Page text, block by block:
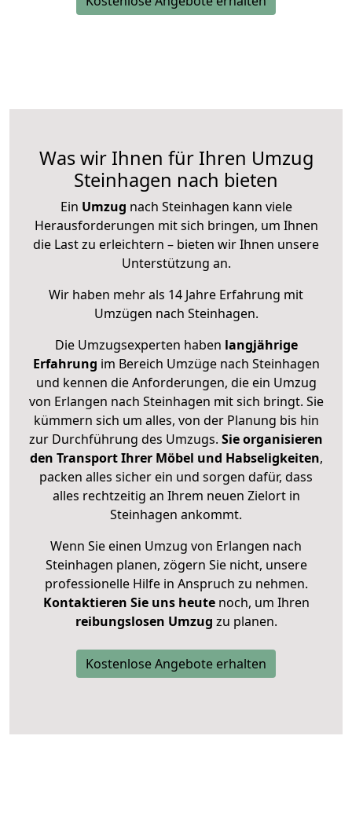
Was wir Ihnen für Ihren Umzug
Steinhagen nach bieten
Ein Umzug nach Steinhagen kann viele
Herausforderungen mit sich bringen, um Ihnen
die Last zu erleichtern – bieten wir Ihnen unsere
Unterstützung an.
Wir haben mehr als 14 Jahre Erfahrung mit
Umzügen nach Steinhagen.
Die Umzugsexperten haben langjährige
Erfahrung im Bereich Umzüge nach Steinhagen
und kennen die Anforderungen, die ein Umzug
von Erlangen nach Steinhagen mit sich bringt. Sie
kümmern sich um alles, von der Planung bis hin
zur Durchführung des Umzugs. Sie organisieren
den Transport Ihrer Möbel und Habseligkeiten,
packen alles sicher ein und sorgen dafür, dass
alles rechtzeitig an Ihrem neuen Zielort in
Steinhagen ankommt.
Wenn Sie einen Umzug von Erlangen nach
Steinhagen planen, zögern Sie nicht, unsere
professionelle Hilfe in Anspruch zu nehmen.
Kontaktieren Sie uns heutenoch, um Ihren
reibungslosen Umzug zu planen.
Kostenlose Angebote erhalten